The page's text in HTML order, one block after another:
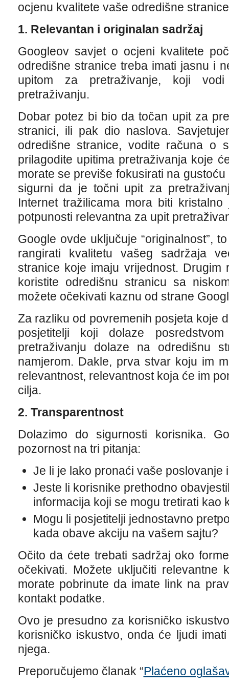
ocjenu kvalitete vaše odredišne
1. Relevantan i originalan sadržaj
Googleov savjet o ocjeni kvalitete
odredišne stranice treba imati jasnu i
upitom za pretraživanje, koji
pretraživanju.
Dobar potez bi bio da točan upit za
stranici, ili pak dio naslova.
odredišne stranice, vodite računa o
prilagodite upitima pretraživanja koje
morate se previše fokusirati na
sigurni da je točni upit za
Internet tražilicama mora biti
potpunosti relevantna za upit
Google ovde uključuje “originalnost”,
rangirati kvalitetu vašeg sadržaja
stranice koje imaju vrijednost.
koristite odredišnu stranicu sa
možete očekivati kaznu od strane
Za razliku od povremenih posjeta koje
posjetitelji koji dolaze
pretraživanju dolaze na odredišnu
namjerom. Dakle, prva stvar koju im
relevantnost, relevantnost koja će im
cilja.
2. Transparentnost
Dolazimo do sigurnosti korisnika.
pozornost na tri pitanja:
Je li je lako pronaći vaše poslovanje
Jeste li korisnike prethodno
informacija koji se mogu tretirati kao
Mogu li posjetitelji jednostavno
kada obave akciju na vašem sajtu?
Očito da ćete trebati sadržaj oko
očekivati. Možete uključiti relevantne
morate pobrinute da imate link na
kontakt podatke.
Ovo je presudno za korisničko
korisničko iskustvo, onda će ljudi
njega.
Preporučujemo članak “Plaćeno